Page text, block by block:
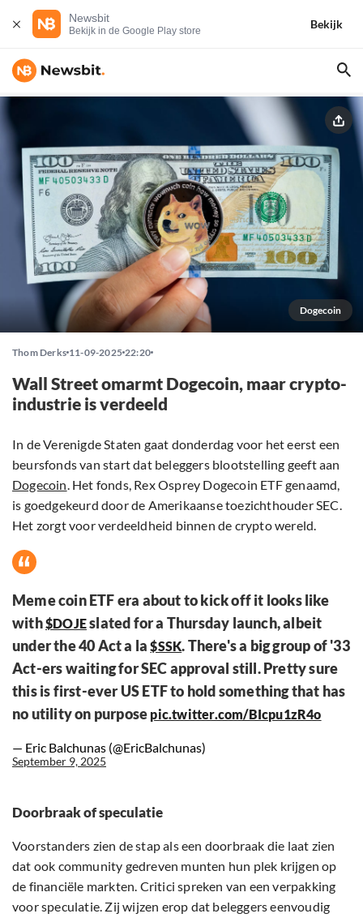
Newsbit
Bekijk in de Google Play store
Bekijk
Dogecoin
Thom Derks 11-09-2025 22:20
Wall Street omarmt Dogecoin, maar crypto-
industrie is verdeeld
In de Verenigde Staten gaat donderdag voor het eerst een
beursfonds van start dat beleggers blootstelling geeft aan
Dogecoin. Het fonds, Rex Osprey Dogecoin ETF genaamd,
is goedgekeurd door de Amerikaanse toezichthouder SEC.
Het zorgt voor verdeeldheid binnen de crypto wereld.
Meme coin ETF era about to kick off it looks like
with$DOJEslated for a Thursday launch, albeit
under the 40 Act a la$SSK. There's a big group of '33
Act-ers waiting for SEC approval still. Pretty sure
this is first-ever US ETF to hold something that has
no utility on purpose pic.twitter.com/BIcpu1zR4o
— Eric Balchunas (@EricBalchunas)
September 9, 2025
Doorbraak of speculatie
Voorstanders zien de stap als een doorbraak die laat zien
dat ook community gedreven munten hun plek krijgen op
de financiële markten. Critici spreken van een verpakking
voor speculatie. Zij wijzen erop dat beleggers eenvoudig